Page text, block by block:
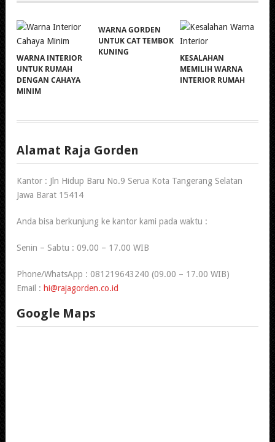
WARNA INTERIOR
UNTUK RUMAH
DENGAN CAHAYA
MINIM
WARNA GORDEN
UNTUK CAT TEMBOK
KUNING
KESALAHAN
MEMILIH WARNA
INTERIOR RUMAH
Alamat Raja Gorden
Kantor : Jln Hidup Baru No.9 Serua Kota Tangerang Selatan
Jawa Barat 15414
Anda bisa berkunjung ke kantor kami pada waktu :
Senin – Sabtu : 09.00 – 17.00 WIB
Phone/WhatsApp : 081219643240 (09.00 – 17.00 WIB)
Email : hi@rajagorden.co.id
Google Maps